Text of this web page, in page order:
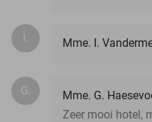
I. Mme. I.
G.
Mme. G.
Zeer mooi hotel,